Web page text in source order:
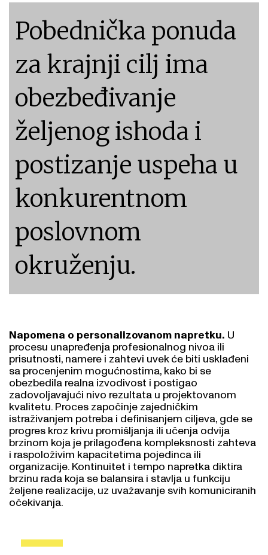
Pobednička ponuda
za krajnji cilj ima
obezbeđivanje
željenog ishoda i
postizanje uspeha u
konkurentnom
poslovnom
okruženju.
Napomena o personalizovanom napretku.U
procesu unapređenja profesionalnog nivoa ili
prisutnosti, namere i zahtevi uvek će biti usklađeni
sa procenjenim mogućnostima, kako bi se
obezbedila realna izvodivost i postigao
zadovoljavajući nivo rezultata u projektovanom
kvalitetu. Proces započinje zajedničkim
istraživanjem potreba i definisanjem ciljeva, gde se
progres kroz krivu promišljanja ili učenja odvija
brzinom koja je prilagođena kompleksnosti zahteva
i raspoloživim kapacitetima pojedinca ili
organizacije. Kontinuitet i tempo napretka diktira
brzinu rada koja se balansira i stavlja u funkciju
željene realizacije, uz uvažavanje svih komuniciranih
očekivanja.